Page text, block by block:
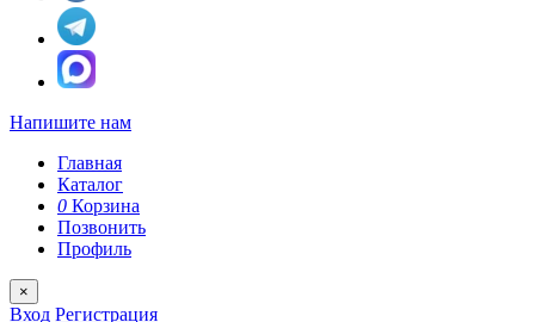
Напишите нам
Главная
Каталог
0 Корзина
Позвонить
Профиль
×
Вход Регистрация